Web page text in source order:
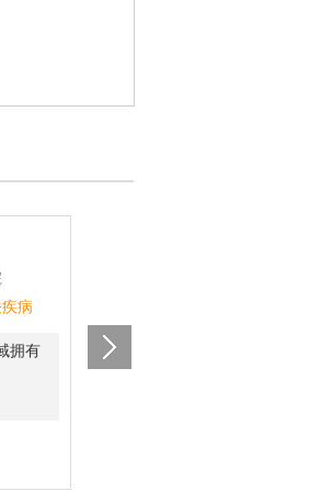
病
拥有
简介：李医生在妇科相关疾病领